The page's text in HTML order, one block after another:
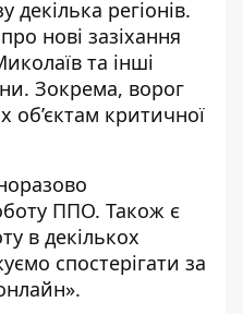
регіонів.
нові зазіхання
та інші
Зокрема, ворог
об’єктам критичної
ППО. Також є
в декількох
спостерігати за
.